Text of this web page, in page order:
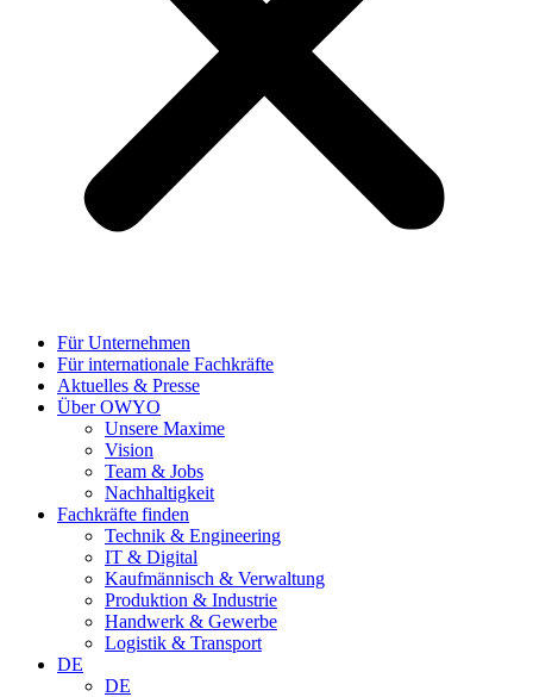
Für Unternehmen
Für internationale Fachkräfte
Aktuelles & Presse
Über OWYO
Unsere Maxime
Vision
Team & Jobs
Nachhaltigkeit
Fachkräfte finden
Technik & Engineering
IT & Digital
Kaufmännisch & Verwaltung
Produktion & Industrie
Handwerk & Gewerbe
Logistik & Transport
DE
DE